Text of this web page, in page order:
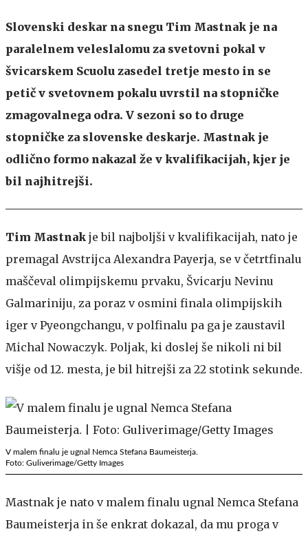
Slovenski deskar na snegu Tim Mastnak je na
paralelnem veleslalomu za svetovni pokal v
švicarskem Scuolu zasedel tretje mesto in se
petič v svetovnem pokalu uvrstil na stopničke
zmagovalnega odra. V sezoni so to druge
stopničke za slovenske deskarje. Mastnak je
odlično formo nakazal že v kvalifikacijah, kjer je
bil najhitrejši.
Tim Mastnak je bil najboljši v kvalifikacijah, nato je
premagal Avstrijca Alexandra Payerja, se v četrtfinalu
maščeval olimpijskemu prvaku, Švicarju Nevinu
Galmariniju, za poraz v osmini finala olimpijskih
iger v Pyeongchangu, v polfinalu pa ga je zaustavil
Michal Nowaczyk. Poljak, ki doslej še nikoli ni bil
višje od 12. mesta, je bil hitrejši za 22 stotink sekunde.
V malem finalu je ugnal Nemca Stefana Baumeisterja.
Foto: Guliverimage/Getty Images
Mastnak je nato v malem finalu ugnal Nemca Stefana
Baumeisterja in še enkrat dokazal, da mu proga v